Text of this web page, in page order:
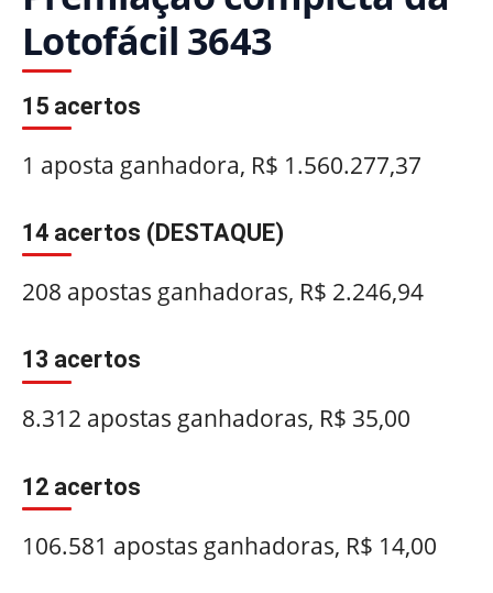
Lotofácil 3643
15 acertos
1 aposta ganhadora, R$ 1.560.277,37
14 acertos (DESTAQUE)
208 apostas ganhadoras, R$ 2.246,94
13 acertos
8.312 apostas ganhadoras, R$ 35,00
12 acertos
106.581 apostas ganhadoras, R$ 14,00